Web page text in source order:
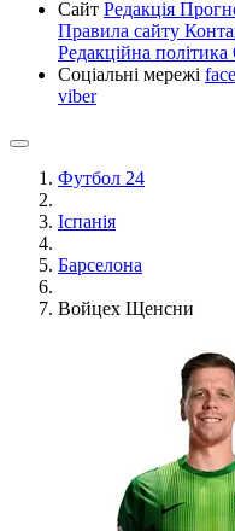
Сайт Редакція
Правила сайту
Редакційна політика
Соціальні мережі
viber
Футбол 24
Іспанія
Барселона
Войцех Щенсни